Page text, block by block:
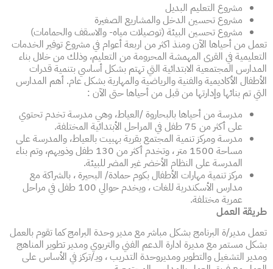
مشروع التعليم البديل
مشروع تحسين الدخل والمشاريع الصغيرة
مشروع تحسين البيئة (توصيلات مياه- والاسقف والحمامات)
تعمل من أحياها الآن ومنذ اكثر من اربعة أعوام في مشروع توفير الخدمات
التعليمية في القرى المهمشة المحرومة من التعليم، وذلك من خلال بناء
المدارس المجتمعية الابتدائية التي تهتم بشكل أساسي بتنمية قدرات
الأطفال الأكاديمية والفنية والرياضية والمهارية بشكل عام. أهم المدارس
التي تم بنائها وإدارتها من قبل من أحياها حتى الآن :
مدرسة من أحياها بالبحاروة /العياط، وهي مدرسة تخدم تحتوي
على أكثر من 75 طفل في المراحل الأبتدائية المختلفة.
مدرسة ومركز تنمية المجتمع بقرية بهبيت بالعياط، والمدرسة على
مساحة 1500 متر ، وتخدم أكثر من 130 طفل وذويهم، وتم بناء
المدرسة على النظام الأخضر غير المضر للبيئة.
مركز تنمية مهارات الأطفال بكوم حمادة/ البحيرة ، بالشراكة مع
مدارس الأسكندرية للغات ، ويخدم حوالي 100 طفل في مراحل
عمرية مختلفة.
طريقة العمل
تعمل مدير/ة البرنامج بشكل مباشر مع مدير وحدة البرامج كما تقوم بالعمل
بشكل مستمر مع مديرة ادارة الدعم الفني والتربويومدير تطوير المناهج
ومدير التشغيل والتطوير ومديروحدة التدريب ، ويـ/تركز في الأساس على